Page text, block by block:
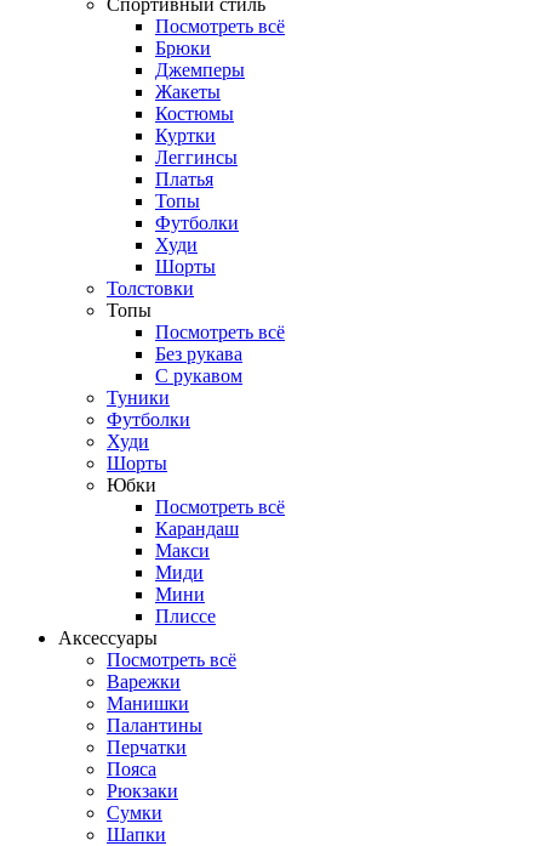
Посмотреть всё
Брюки
Джемперы
Жакеты
Костюмы
Куртки
Леггинсы
Платья
Топы
Футболки
Худи
Шорты
Толстовки
Топы
Посмотреть всё
Без рукава
С рукавом
Туники
Футболки
Худи
Шорты
Юбки
Посмотреть всё
Карандаш
Макси
Миди
Мини
Плиссе
Аксессуары
Посмотреть всё
Варежки
Манишки
Палантины
Перчатки
Пояса
Рюкзаки
Сумки
Шапки